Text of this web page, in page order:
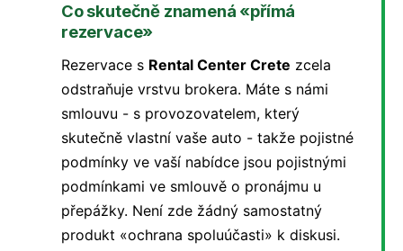
Co skutečně znamená «přímá
rezervace»
Rezervace s Rental Center Crete zcela
odstraňuje vrstvu brokera. Máte s námi
smlouvu - s provozovatelem, který
skutečně vlastní vaše auto - takže pojistné
podmínky ve vaší nabídce jsou pojistnými
podmínkami ve smlouvě o pronájmu u
přepážky. Není zde žádný samostatný
produkt «ochrana spoluúčasti» k diskusi.